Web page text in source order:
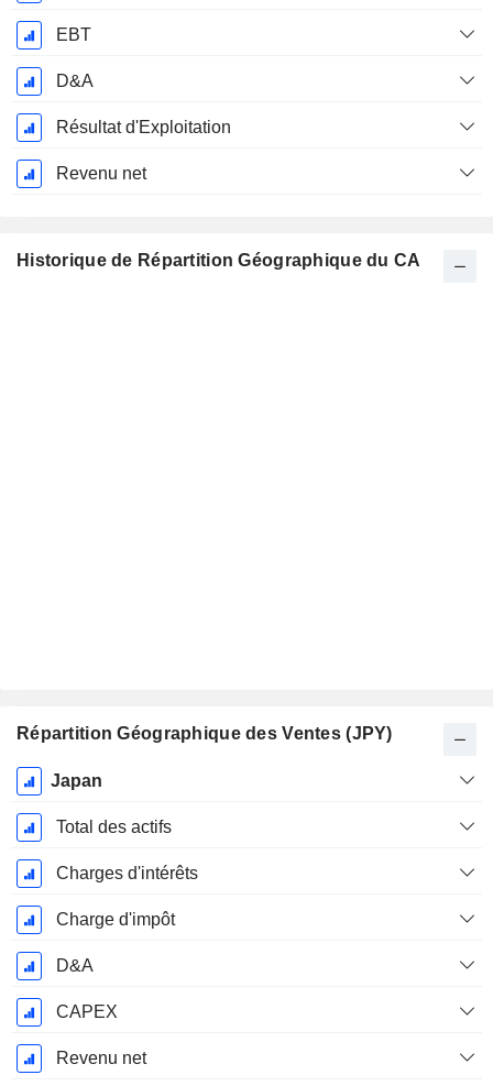
EBT
D&A
Résultat d'Exploitation
Revenu net
Historique de Répartition Géographique du CA
Répartition Géographique des Ventes (JPY)
Période
Fiscale:
Septembre
Japan
Total des actifs
Charges d'intérêts
Charge d'impôt
D&A
CAPEX
Revenu net